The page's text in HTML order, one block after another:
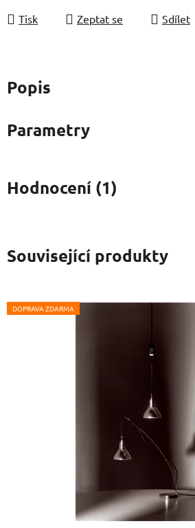
Tisk Zeptat se Sdílet
Popis
Parametry
Hodnocení (1)
Související produkty
DOPRAVA ZDARMA